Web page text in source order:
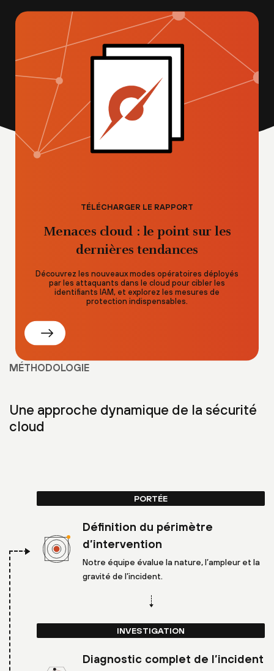
TÉLÉCHARGER LE RAPPORT
Menaces cloud : le point sur les
dernières tendances
Découvrez les nouveaux modes opératoires déployés
par les attaquants dans le cloud pour cibler les
identifiants IAM, et explorez les mesures de
protection indispensables.
MÉTHODOLOGIE
Une approche dynamique de la sécurité
cloud
PORTÉE
Définition du périmètre
d’intervention
Notre équipe évalue la nature, l’ampleur et la
gravité de l’incident.
INVESTIGATION
Diagnostic complet de l’incident